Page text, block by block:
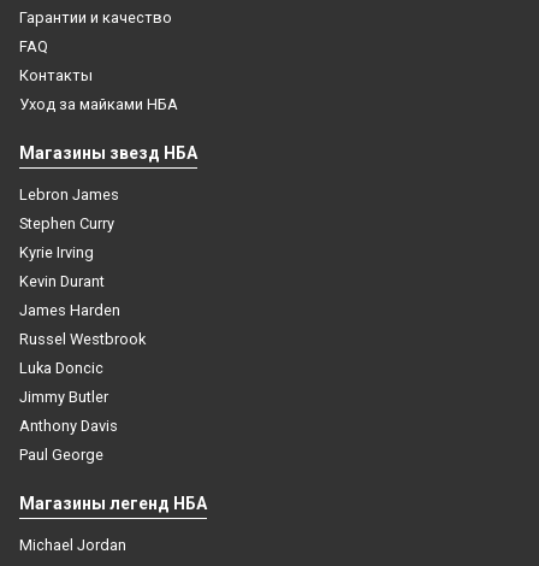
Гарантии и качество
FAQ
Контакты
Уход за майками НБА
Магазины звезд НБА
Lebron James
Stephen Curry
Kyrie Irving
Kevin Durant
James Harden
Russel Westbrook
Luka Doncic
Jimmy Butler
Anthony Davis
Paul George
Магазины легенд НБА
Michael Jordan